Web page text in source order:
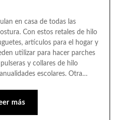
en casa de todas las
Con estos retales de hilo
artículos para el hogar y
utilizar para hacer parches
y collares de hilo
escolares. Otra…
más